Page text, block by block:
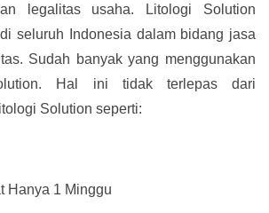
legalitas usaha. Litologi Solution
seluruh Indonesia dalam bidang jasa
Sudah banyak yang menggunakan
Hal ini tidak terlepas dari
Solution seperti:
Hanya 1 Minggu